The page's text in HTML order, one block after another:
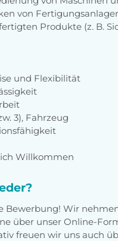
von
Produkte (z. B.
und Flexibilität
3), Fahrzeug
Willkommen
Bewerbung! Wir
über unser Online-
freuen wir uns auch